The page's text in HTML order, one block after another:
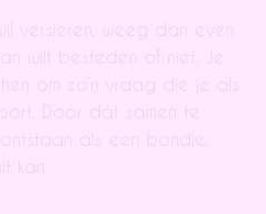
versieren, weeg dan even
wilt besteden of niet. Je
om zo’n vraag die je als
Door dat samen te
als een bondje,
kan